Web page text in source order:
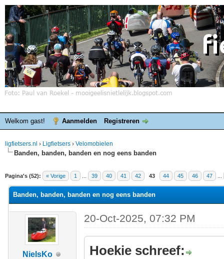
Welkom gast! Aanmelden Registreren
ligfietsers.nl › Ligfietsers › Velomobielen
Banden, banden, banden en nog eens banden
Pagina's (52): « Vorige 1 39 40 41 42 43 44 45 46 47
waardering is 3
Banden, banden, banden en nog eens banden
NielsKo
20-Oct-2025, 07:32 PM
Hoekie schreef: